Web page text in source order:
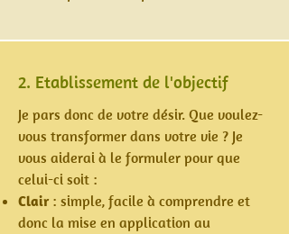
2. Etablissement de l'objectif
Je pars donc de votre désir. Que voulez-
vous transformer dans votre vie ? Je
vous aiderai à le formuler pour que
celui-ci soit :
Clair : simple, facile à comprendre et
donc la mise en application au